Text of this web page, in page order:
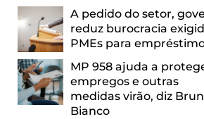
A pedido do setor,
reduz burocracia
PMEs para
MP 958 ajuda a
empregos e outras
medidas virão, diz
Bianco